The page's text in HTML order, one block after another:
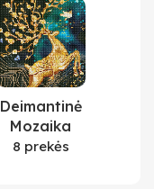
Deimantinė
Mozaika
8 prekės